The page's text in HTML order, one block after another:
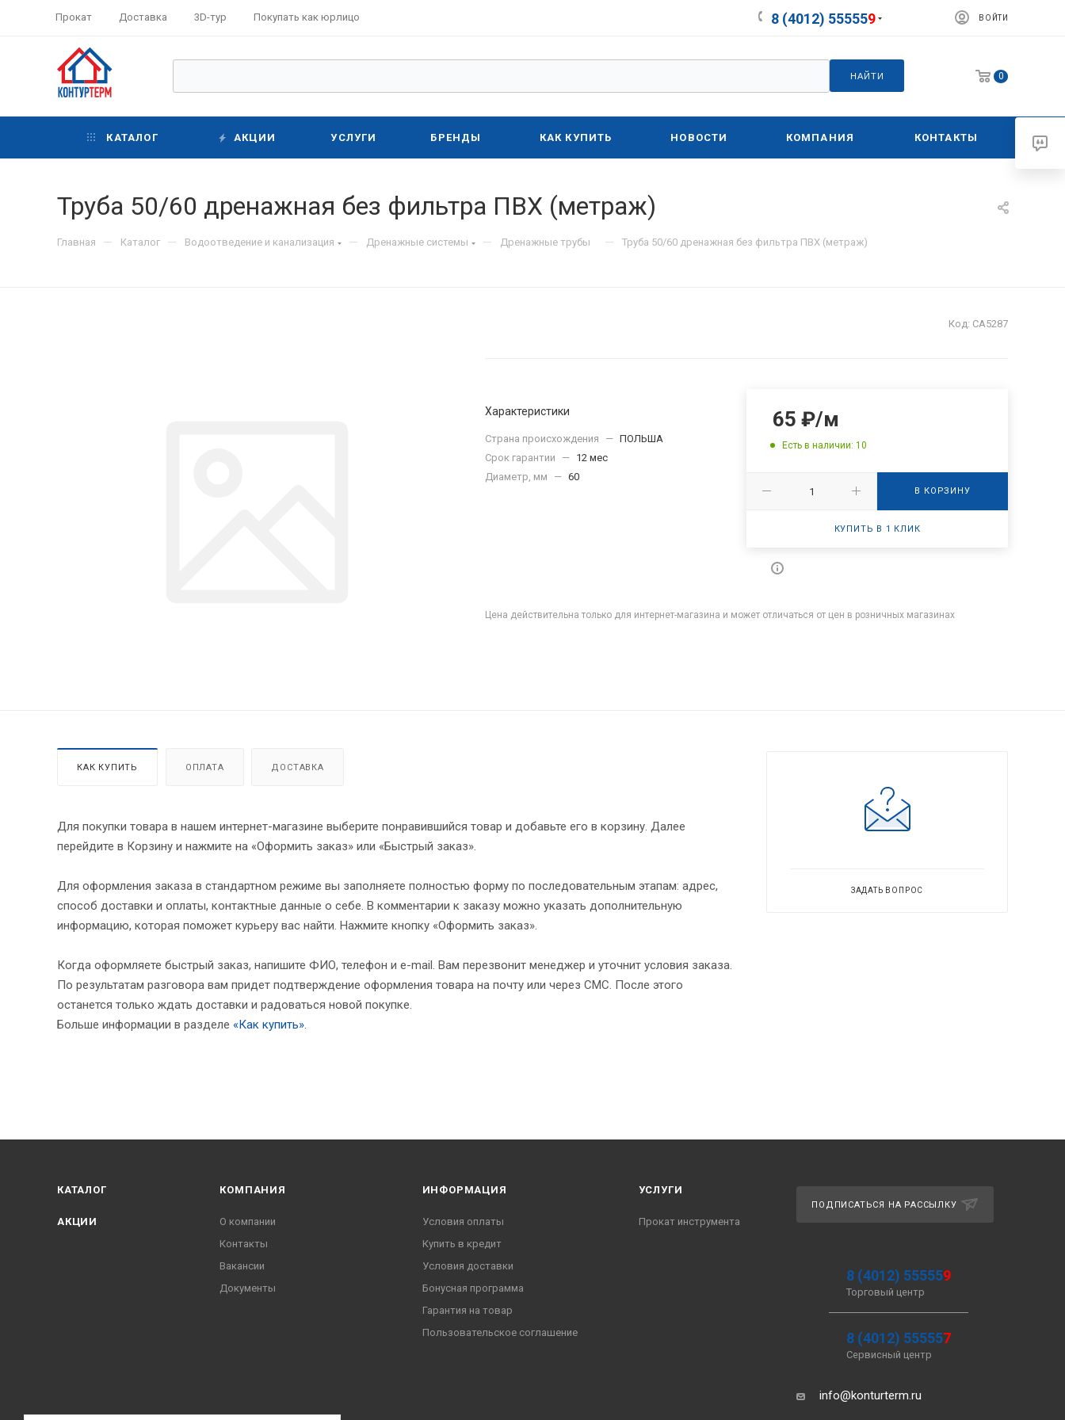
Прокат Доставка 3D-тур Покупать как юрлицо 8 (4012) 555559 ВОЙТИ
НАЙТИ 0
КАТАЛОГ АКЦИИ УСЛУГИ БРЕНДЫ КАК КУПИТЬ НОВОСТИ КОМПАНИЯ КОНТАКТЫ
Труба 50/60 дренажная без фильтра ПВХ (метраж)
Главная — Каталог — Водоотведение и канализация — Дренажные системы — Дренажные трубы — Труба 50/60 дренажная без фильтра ПВХ (метраж)
Код: СА5287
Характеристики
Страна происхождения — ПОЛЬША
Срок гарантии
— 12 мес
Диаметр, мм
— 60
65 ₽/м
Есть в наличии: 10
В КОРЗИНУ
КУПИТЬ В 1 КЛИК
Цена действительна только для интернет-магазина и может отличаться от цен в розничных магазинах
КАК КУПИТЬ ОПЛАТА ДОСТАВКА
Для покупки товара в нашем интернет-магазине выберите понравившийся товар и добавьте его в корзину. Далее
перейдите в Корзину и нажмите на «Оформить заказ» или «Быстрый заказ».
Для оформления заказа в стандартном режиме вы заполняете полностью форму по последовательным этапам: адрес,
способ доставки и оплаты, контактные данные о себе. В комментарии к заказу можно указать дополнительную
информацию, которая поможет курьеру вас найти. Нажмите кнопку «Оформить заказ».
Когда оформляете быстрый заказ, напишите ФИО, телефон и e-mail. Вам перезвонит менеджер и уточнит условия заказа.
По результатам разговора вам придет подтверждение оформления товара на почту или через СМС. После этого
останется только ждать доставки и радоваться новой покупке.
Больше информации в разделе «Как купить».
ЗАДАТЬ ВОПРОС
КАТАЛОГ
АКЦИИ
КОМПАНИЯ
О компании
Контакты
Вакансии
Документы
ИНФОРМАЦИЯ
Условия оплаты
Купить в кредит
Условия доставки
Бонусная программа
Гарантия на товар
Пользовательское соглашение
УСЛУГИ
Прокат инструмента
ПОДПИСАТЬСЯ НА РАССЫЛКУ
8 (4012) 555559
Торговый центр
8 (4012) 555557
Сервисный центр
info@konturterm.ru